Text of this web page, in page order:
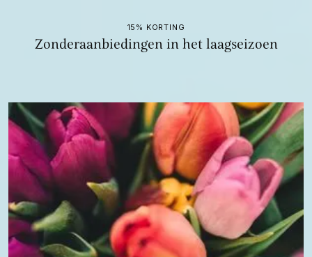
15% KORTING
Zonderaanbiedingen in het laagseizoen